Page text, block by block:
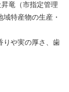
竜（市指定管理
特産物の生産・
りや実の厚さ、歯